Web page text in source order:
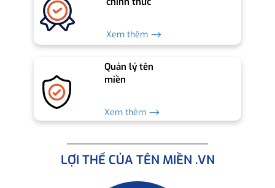
Xem thêm ⟶
Quản lý tên
miền
Xem thêm ⟶
LỢI THẾ CỦA TÊN MIỀN .VN